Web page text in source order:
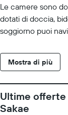
Le camere sono
dotati di doccia,
soggiorno puoi
inoltre, è possibile
di un hotel
Mostra di più
Ultime
Sakae